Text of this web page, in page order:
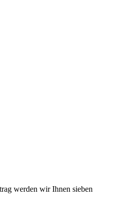
werden wir Ihnen sieben